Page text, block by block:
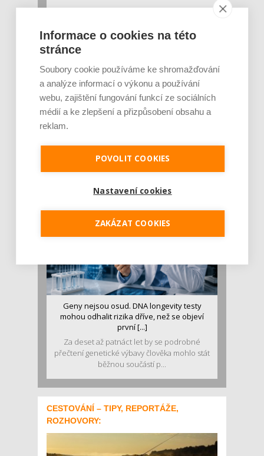
Je jen pro sportovce, přiberu po něm a ve
v oblasti zdraví, výživy i dlouhověkosti. Přesto
se o ně...
Geny nejsou osud. DNA longevity testy
mohou odhalit rizika dříve, než se objeví
první [...]
Za deset až patnáct let by se podrobné
přečtení genetické výbavy člověka mohlo stát
běžnou součástí p...
CESTOVÁNÍ – TIPY, REPORTÁŽE,
ROZHOVORY:
Informace o cookies na této
stránce
Soubory cookie používáme ke shromažďování
a analýze informací o výkonu a používání
webu, zajištění fungování funkcí ze sociálních
médií a ke zlepšení a přizpůsobení obsahu a
reklam.
POVOLIT COOKIES
Nastavení cookies
ZAKÁZAT COOKIES